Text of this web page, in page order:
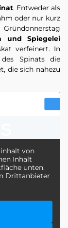
. Entweder als
oder nur kurz
und Spiegelei
verfeinert. In
Spinats die
die sich nahezu
von
Inhalt
unten.
Drittanbieter